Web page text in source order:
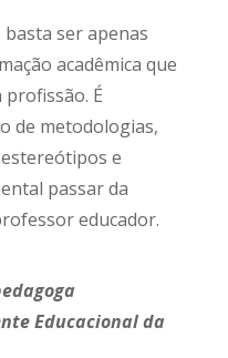
ser apenas
acadêmica que
profissão. É
de metodologias,
e
passar da
educador.
Educacional da